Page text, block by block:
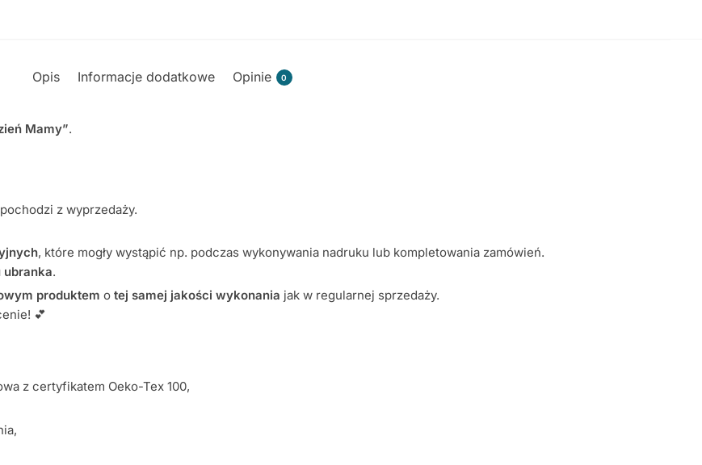
Opis Informacje dodatkowe Opinie 0
Mamy”.
z wyprzedaży.
, które mogły wystąpić np. podczas wykonywania nadruku lub kompletowania zamówień.
ubranka.
produktem otej samej jakości wykonania jak w regularnej sprzedaży.
💕
z certyfikatem Oeko-Tex 100,